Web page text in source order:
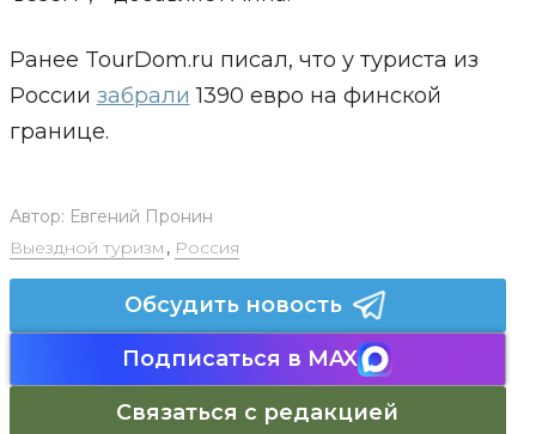
Ранее TourDom.ru писал, что у туриста из
России забрали 1390 евро на финской
границе.
Автор: Евгений Пронин
Выездной туризм , Россия
Обсудить новость
Подписаться в MAX
Связаться с редакцией